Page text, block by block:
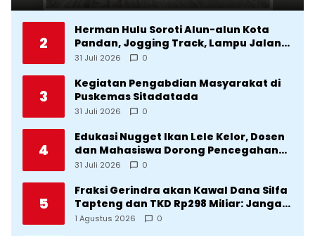
2
Herman Hulu Soroti Alun-alun Kota
Pandan, Jogging Track, Lampu Jalan
Lingkar Kota yang Tak Terurus
31 Juli 2026 0
3
Kegiatan Pengabdian Masyarakat di
Puskemas Sitadatada
31 Juli 2026 0
4
Edukasi Nugget Ikan Lele Kelor, Dosen
dan Mahasiswa Dorong Pencegahan
Stunting di Desa Silangkitang
31 Juli 2026 0
5
Fraksi Gerindra akan Kawal Dana Silfa
Tapteng dan TKD Rp298 Miliar: Jangan
Sampai Pekerjaan Pusat dan Provinsi
1 Agustus 2026 0